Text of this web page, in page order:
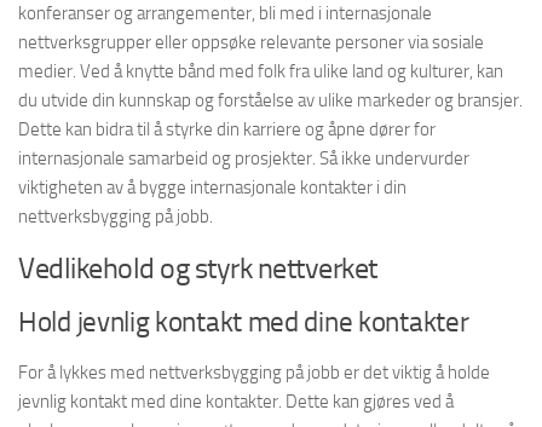
konferanser og arrangementer, bli med i internasjonale
nettverksgrupper eller oppsøke relevante personer via sosiale
medier. Ved å knytte bånd med folk fra ulike land og kulturer, kan
du utvide din kunnskap og forståelse av ulike markeder og bransjer.
Dette kan bidra til å styrke din karriere og åpne dører for
internasjonale samarbeid og prosjekter. Så ikke undervurder
viktigheten av å bygge internasjonale kontakter i din
nettverksbygging på jobb.
Vedlikehold og styrk nettverket
Hold jevnlig kontakt med dine kontakter
For å lykkes med nettverksbygging på jobb er det viktig å holde
jevnlig kontakt med dine kontakter. Dette kan gjøres ved å